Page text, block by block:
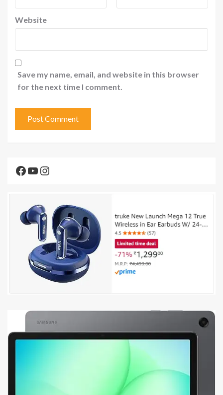
Website
Save my name, email, and website in this browser
for the next time I comment.
Facebook
YouTube
Instagram